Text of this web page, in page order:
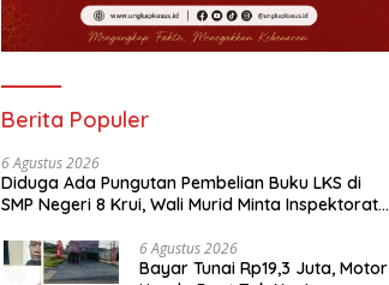
Berita Populer
6 Agustus 2026
Diduga Ada Pungutan Pembelian Buku LKS di
SMP Negeri 8 Krui, Wali Murid Minta Inspektorat
6 Agustus 2026
Bayar Tunai Rp19,3 Juta, Motor